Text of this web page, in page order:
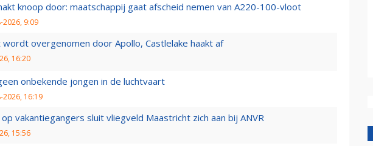
knoop door: maatschappij gaat afscheid nemen van A220-100-vloot
2026, 9:09
wordt overgenomen door Apollo, Castlelake haakt af
16:20
onbekende jongen in de luchtvaart
2026, 16:19
vakantiegangers sluit vliegveld Maastricht zich aan bij ANVR
15:56